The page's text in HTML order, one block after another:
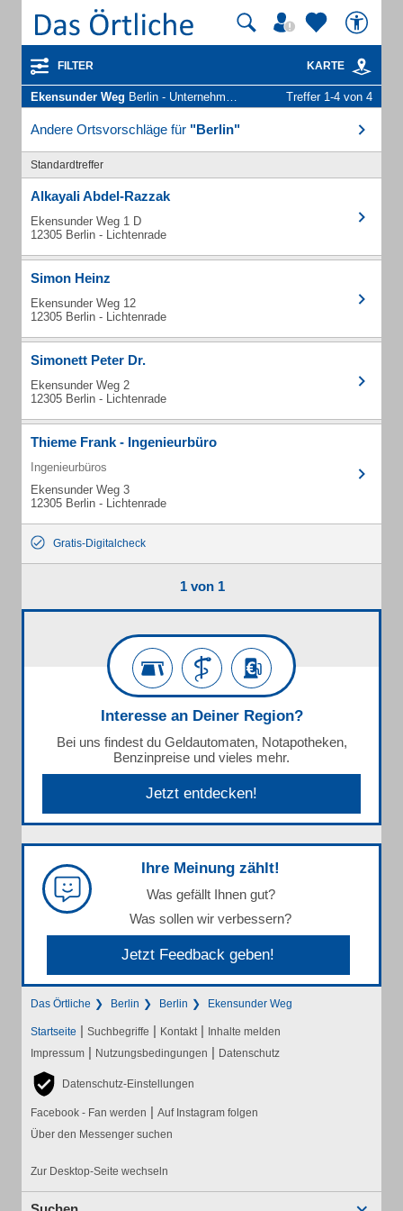
FILTER KARTE
Ekensunder Weg Berlin - Unternehmen und Personen Treffer 1-4 von 4
Andere Ortsvorschläge für "Berlin"
Standardtreffer
Alkayali Abdel-Razzak
Ekensunder Weg 1 D
12305 Berlin - Lichtenrade
Simon Heinz
Ekensunder Weg 12
12305 Berlin - Lichtenrade
Simonett Peter Dr.
Ekensunder Weg 2
12305 Berlin - Lichtenrade
Thieme Frank - Ingenieurbüro
Ingenieurbüros
Ekensunder Weg 3
12305 Berlin - Lichtenrade
Gratis-Digitalcheck
1 von 1
Interesse an Deiner Region?
Bei uns findest du Geldautomaten, Notapotheken,
Benzinpreise und vieles mehr.
Jetzt entdecken!
Ihre Meinung zählt!
Was gefällt Ihnen gut?
Was sollen wir verbessern?
Jetzt Feedback geben!
Das Örtliche Berlin Berlin Ekensunder Weg
Startseite | Suchbegriffe | Kontakt | Inhalte melden
Impressum | Nutzungsbedingungen | Datenschutz
Datenschutz-Einstellungen
Facebook - Fan werden | Auf Instagram folgen
Über den Messenger suchen
Zur Desktop-Seite wechseln